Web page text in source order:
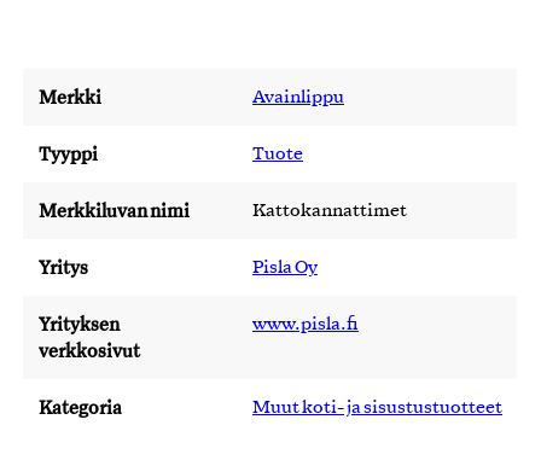
Merkki Avainlippu
Tyyppi Tuote
Merkkiluvan nimi Kattokannattimet
Yritys Pisla Oy
Yrityksen
verkkosivut
www.pisla.fi
Kategoria Muut koti- ja sisustustuotteet